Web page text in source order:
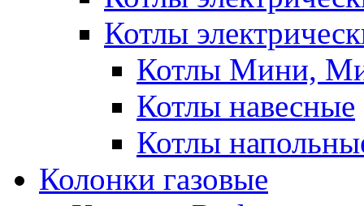
Котлы
Котлы Мини,
Котлы навесные
Котлы
Колонки газовые